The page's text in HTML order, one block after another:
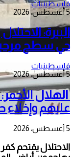
فلسطينيات
5 أغسطس، 2026
البيرة:
حي سطح
فلسطينيات
5 أغسطس، 2026
عليهم وإخلاء
5 أغسطس، 2026
الاحتلال يقتحم